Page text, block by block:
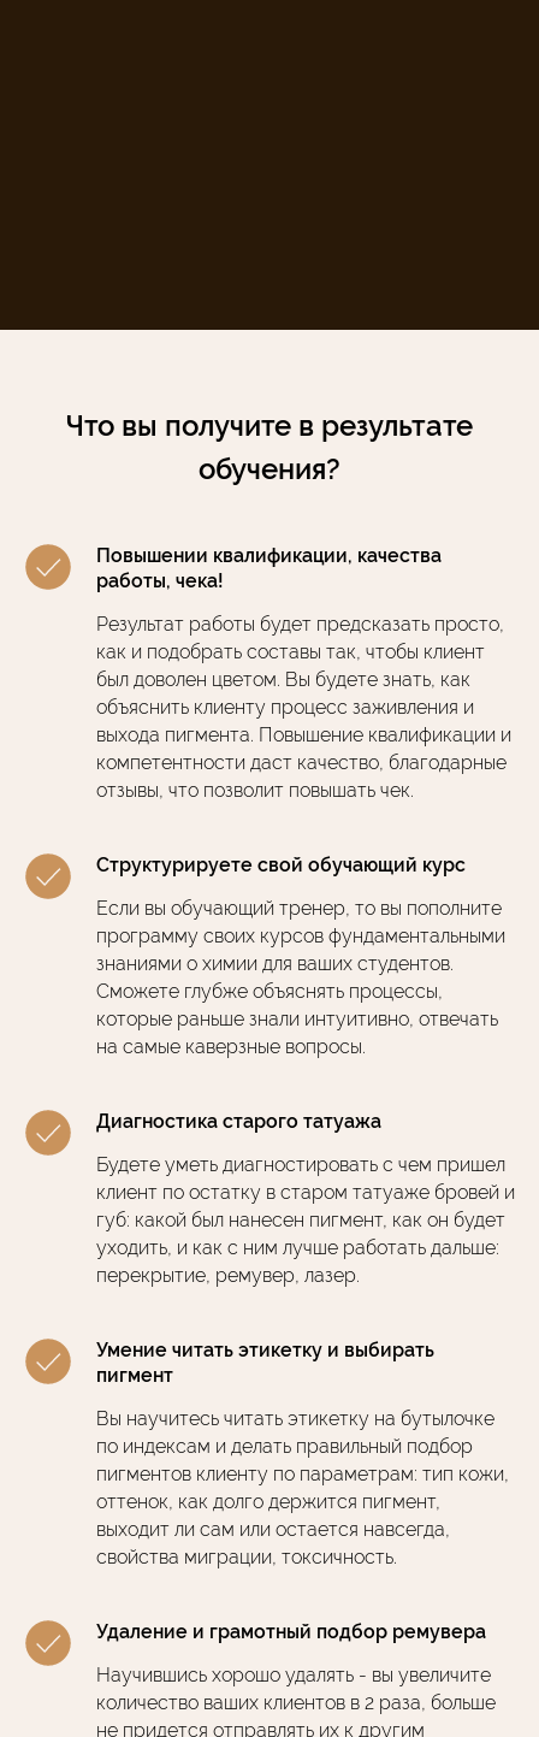
Что вы получите в результате
обучения?
Повышении квалификации, качества
работы, чека!
Результат работы будет предсказать просто,
как и подобрать составы так, чтобы клиент
был доволен цветом. Вы будете знать, как
объяснить клиенту процесс заживления и
выхода пигмента. Повышение квалификации и
компетентности даст качество, благодарные
отзывы, что позволит повышать чек.
Структурируете свой обучающий курс
Если вы обучающий тренер, то вы пополните
программу своих курсов фундаментальными
знаниями о химии для ваших студентов.
Сможете глубже объяснять процессы,
которые раньше знали интуитивно, отвечать
на самые каверзные вопросы.
Диагностика старого татуажа
Будете уметь диагностировать с чем пришел
клиент по остатку в старом татуаже бровей и
губ: какой был нанесен пигмент, как он будет
уходить, и как с ним лучше работать дальше:
перекрытие, ремувер, лазер.
Умение читать этикетку и выбирать
пигмент
Вы научитесь читать этикетку на бутылочке
по индексам и делать правильный подбор
пигментов клиенту по параметрам: тип кожи,
оттенок, как долго держится пигмент,
выходит ли сам или остается навсегда,
свойства миграции, токсичность.
Удаление и грамотный подбор ремувера
Научившись хорошо удалять - вы увеличите
количество ваших клиентов в 2 раза, больше
не придется отправлять их к другим